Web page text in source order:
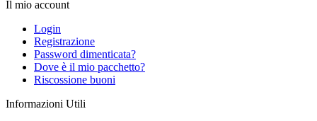
Il mio account
Login
Registrazione
Password dimenticata?
Dove è il mio pacchetto?
Riscossione buoni
Informazioni Utili